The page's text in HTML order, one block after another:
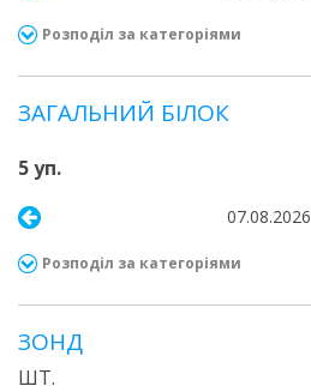
Розподіл за категоріями
ЗАГАЛЬНИЙ БІЛОК
5 уп.
07.08.2026
Розподіл за категоріями
ЗОНД
ШТ.